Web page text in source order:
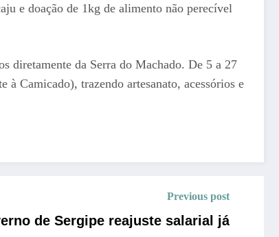
e doação de 1kg de alimento não perecível
diretamente da Serra do Machado. De 5 a 27
Camicado), trazendo artesanato, acessórios e
Previous post
de Sergipe reajuste salarial já